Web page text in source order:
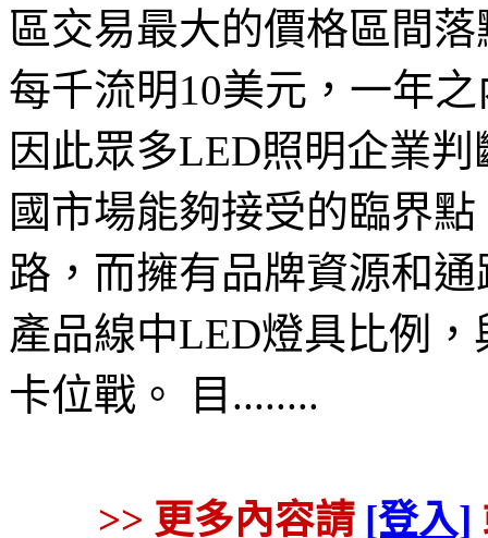
區交易最大的價格區間
每千流明10美元，一年
因此眾多LED照明企業
國市場能夠接受的臨界
路，而擁有品牌資源和
產品線中LED燈具比例
卡位戰。 目........
>> 更多內容請 [登入]